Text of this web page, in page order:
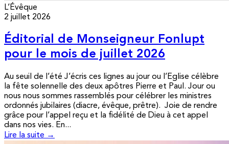
L’Évêque
2 juillet 2026
Éditorial de Monseigneur Fonlupt
pour le mois de juillet 2026
Au seuil de l’été J’écris ces lignes au jour ou l’Eglise célèbre
la fête solennelle des deux apôtres Pierre et Paul. Jour ou
nous nous sommes rassemblés pour célébrer les ministres
ordonnés jubilaires (diacre, évêque, prêtre). Joie de rendre
grâce pour l’appel reçu et la fidélité de Dieu à cet appel
dans nos vies. En...
Lire la suite →